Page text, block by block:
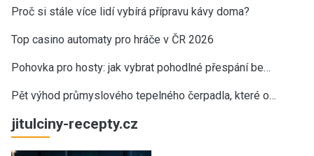
Proč si stále více lidí vybírá přípravu kávy doma?
Top casino automaty pro hráče v ČR 2026
Pohovka pro hosty: jak vybrat pohodlné přespání be…
Pět výhod průmyslového tepelného čerpadla, které o…
jitulciny-recepty.cz